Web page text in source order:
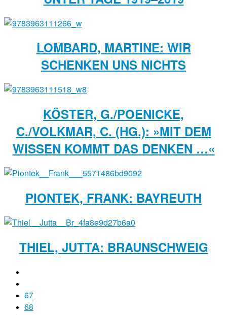
LOMBARD, MARTINE: WIR
SCHENKEN UNS NICHTS
KÖSTER, G./POENICKE,
C./VOLKMAR, C. (HG.): »MIT DEM
WISSEN KOMMT DAS DENKEN …«
PIONTEK, FRANK: BAYREUTH
THIEL, JUTTA: BRAUNSCHWEIG
67
68